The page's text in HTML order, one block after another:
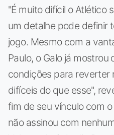
"É muito difícil o Atlético
um detalhe pode definir
jogo. Mesmo com a
Paulo, o Galo já mostrou
condições para reverter
difíceis do que esse",
fim de seu vínculo com
não assinou com